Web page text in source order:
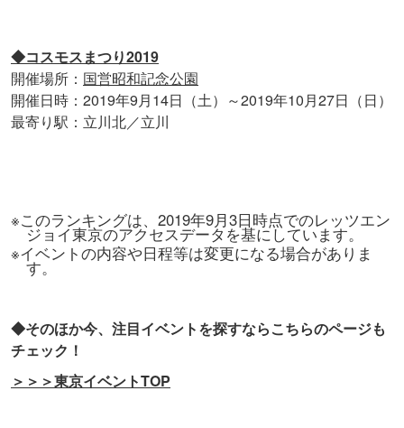
◆コスモスまつり2019
開催場所： 国営昭和記念公園
開催日時：2019年9月14日（土）～2019年10月27日（日）
最寄り駅：立川北／立川
※このランキングは、2019年9月3日時点でのレッツエン
ジョイ東京のアクセスデータを基にしています。
※イベントの内容や日程等は変更になる場合がありま
す。
◆そのほか今、注目イベントを探すならこちらのページも
チェック！
＞＞＞東京イベントTOP